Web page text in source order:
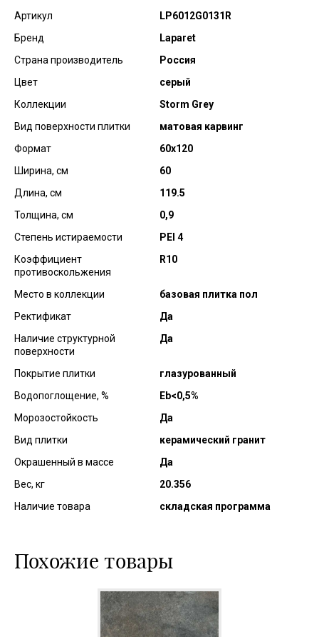
Артикул
LP6012G0131R
Бренд
Laparet
Страна производитель
Россия
Цвет
серый
Коллекции
Storm Grey
Вид поверхности плитки
матовая карвинг
Формат
60х120
Ширина, см
60
Длина, см
119.5
Толщина, см
0,9
Степень истираемости
PEI 4
Коэффициент
противоскольжения
R10
Место в коллекции
базовая плитка пол
Ректификат
Да
Наличие структурной
поверхности
Да
Покрытие плитки
глазурованный
Водопоглощение, %
Еb<0,5%
Морозостойкость
Да
Вид плитки
керамический гранит
Окрашенный в массе
Да
Вес, кг
20.356
Наличие товара
складская программа
Похожие товары